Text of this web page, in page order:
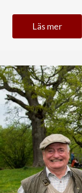
Läs mer